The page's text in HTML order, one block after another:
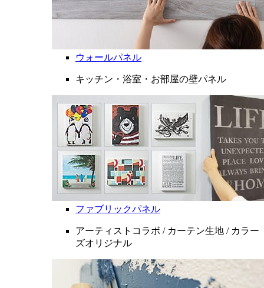
ウォールパネル
キッチン・浴室・お部屋の壁パネル
ファブリックパネル
アーティストコラボ / カーテン生地 / カラー
ズオリジナル